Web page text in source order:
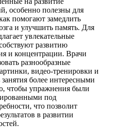
особенно полезны для
помогают замедлить
и улучшить память. Для
увлекательные
развитию
и концентрации. Врачи
разнообразные
видео-тренировки и
более интересными
чтобы упражнения были
под
что позволит
в развитии